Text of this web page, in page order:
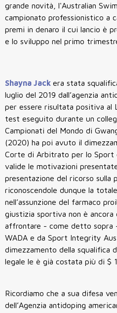
grande novità, l'Australian
campionato professionistico a
premi in denaro il cui lancio è
e lo sviluppo nel primo
Shayna Jack era stata
luglio del 2019 dall’agenzia
per essere risultata positiva al
test eseguito durante un
Campionati del Mondo di
(2020) ha poi avuto il
Corte di Arbitrato per lo Sport
valide le motivazioni
presentazione del ricorso sulla
riconoscendole dunque la
nell’assunzione del farmaco
giustizia sportiva non è
affrontare - come detto sopra
WADA e da Sport Integrity
dimezzamento della squalifica
legale le è già costata più di $
Ricordiamo che a sua difesa
dell’Agenzia antidoping